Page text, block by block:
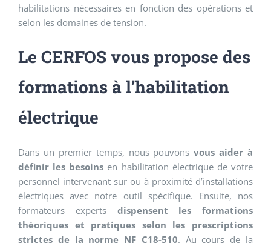
habilitations nécessaires en fonction des opérations et
selon les domaines de tension.
Le CERFOS vous propose des
formations à l’habilitation
électrique
Dans un premier temps, nous pouvonsvous aider à
définir les besoins en habilitation électrique de votre
personnel intervenant sur ou à proximité d’installations
électriques avec notre outil spécifique. Ensuite, nos
formateurs experts dispensent les formations
théoriques et pratiques selon les prescriptions
strictes de la norme NF C18-510. Au cours de la